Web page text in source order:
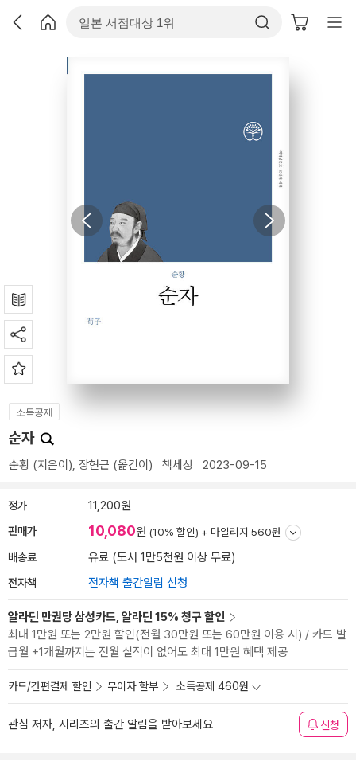
소득공제
순자
순황 (지은이), 장현근 (옮긴이) 책세상 2023-09-15
정가 11,200원
판매가 10,080원 (10% 할인) + 마일리지 560원
배송료 유료 (도서 1만5천원 이상 무료)
전자책 전자책 출간알림 신청
알라딘 만권당 삼성카드, 알라딘 15% 청구 할인
최대 1만원 또는 2만원 할인(전월 30만원 또는 60만원 이용 시) / 카드 발
급월 +1개월까지는 전월 실적이 없어도 최대 1만원 혜택 제공
카드/간편결제 할인 무이자 할부 소득공제 460원
관심 저자, 시리즈의 출간 알림을 받아보세요 신청